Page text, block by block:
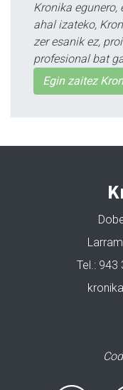
Kronika egunero,
ahal izateko,
zer esanik ez,
profesional bat
Egin zaitez
Tel.: 943